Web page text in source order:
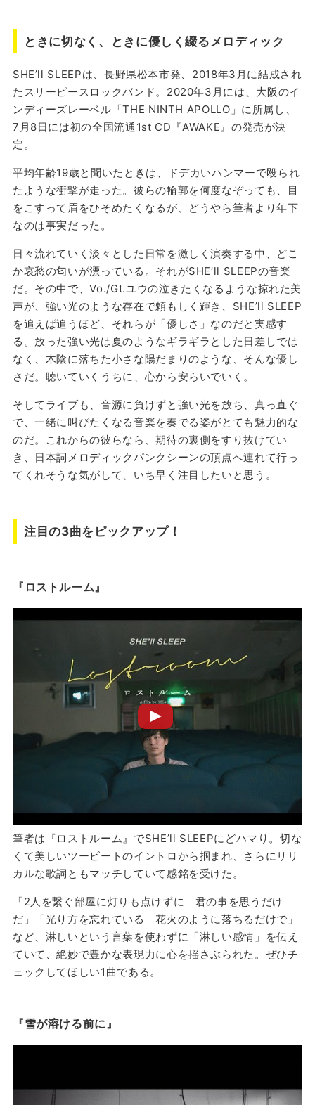
MESSAGE
PROFILE
RELEASE
ときに切なく、ときに優しく綴るメロディック
SHE’ll SLEEPは、長野県松本市発、2018年3月に結成され
たスリーピースロックバンド。2020年3月には、大阪のイ
ンディーズレーベル「THE NINTH APOLLO」に所属し、
7月8日には初の全国流通1st CD『AWAKE』の発売が決
定。
平均年齢19歳と聞いたときは、ドデカいハンマーで殴られ
たような衝撃が走った。彼らの輪郭を何度なぞっても、目
をこすって眉をひそめたくなるが、どうやら筆者より年下
なのは事実だった。
日々流れていく淡々とした日常を激しく演奏する中、どこ
か哀愁の匂いが漂っている。それがSHE’ll SLEEPの音楽
だ。その中で、Vo./Gt.ユウの泣きたくなるような掠れた美
声が、強い光のような存在で頼もしく輝き、SHE’ll SLEEP
を追えば追うほど、それらが「優しさ」なのだと実感す
る。放った強い光は夏のようなギラギラとした日差しでは
なく、木陰に落ちた小さな陽だまりのような、そんな優し
さだ。聴いていくうちに、心から安らいでいく。
そしてライブも、音源に負けずと強い光を放ち、真っ直ぐ
で、一緒に叫びたくなる音楽を奏でる姿がとても魅力的な
のだ。これからの彼らなら、期待の裏側をすり抜けてい
き、日本詞メロディックパンクシーンの頂点へ連れて行っ
てくれそうな気がして、いち早く注目したいと思う。
注目の3曲をピックアップ！
『ロストルーム』
筆者は『ロストルーム』でSHE’ll SLEEPにどハマり。切な
くて美しいツービートのイントロから掴まれ、さらにリリ
カルな歌詞ともマッチしていて感銘を受けた。
「2人を繋ぐ部屋に灯りも点けずに 君の事を思うだけ
だ」「光り方を忘れている 花火のように落ちるだけで」
など、淋しいという言葉を使わずに「淋しい感情」を伝え
ていて、絶妙で豊かな表現力に心を揺さぶられた。ぜひチ
ェックしてほしい1曲である。
『雪が溶ける前に』